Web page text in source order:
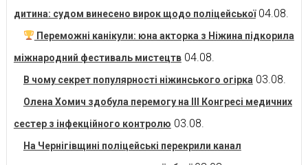
дитина: судом винесено вирок щодо поліцейської 04.08.
Переможні канікули: юна акторка з Ніжина підкорила
міжнародний фестиваль мистецтв 04.08.
В чому секрет популярності ніжинського огірка 03.08.
Олена Хомич здобула перемогу на ІІІ Конгресі медичних
сестер з інфекційного контролю 03.08.
На Чернігівщині поліцейські перекрили канал